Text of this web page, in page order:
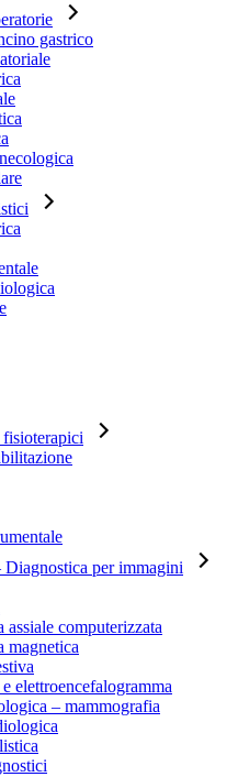
gastrico
Diagnostica per immagini
assiale computerizzata
magnetica
elettroencefalogramma
– mammografia